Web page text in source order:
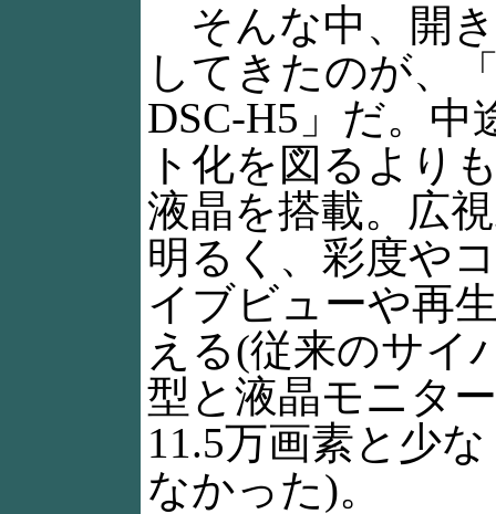
そんな中、開
してきたのが、
DSC-H5」だ。
ト化を図るより
液晶を搭載。広
明るく、彩度や
イブビューや再
える(従来のサイ
型と液晶モニタ
11.5万画素と少
なかった)。